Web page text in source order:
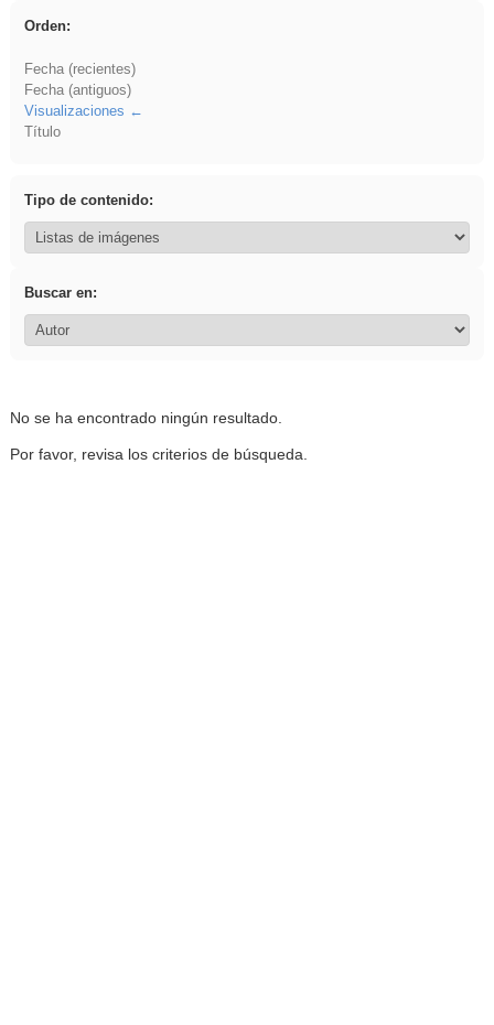
Orden:
Fecha (recientes)
Fecha (antiguos)
Visualizaciones
Título
Tipo de contenido:
Buscar en:
No se ha encontrado ningún resultado.
Por favor, revisa los criterios de búsqueda.